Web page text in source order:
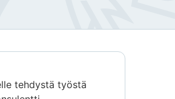
tehdystä työstä